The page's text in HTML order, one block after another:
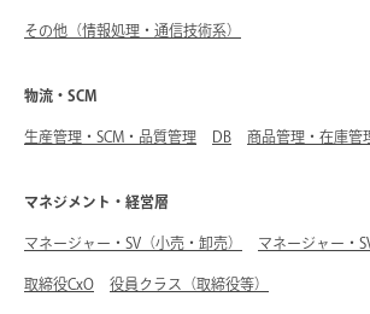
その他（情報処理・通信技術系）
物流・SCM
生産管理・SCM・品質管理 DB 商品管理・在庫管
マネジメント・経営層
マネージャー・SV（小売・卸売） マネージャー・
取締役CxO 役員クラス（取締役等）